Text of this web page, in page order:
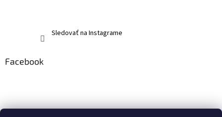
Sledovať na Instagrame
Facebook